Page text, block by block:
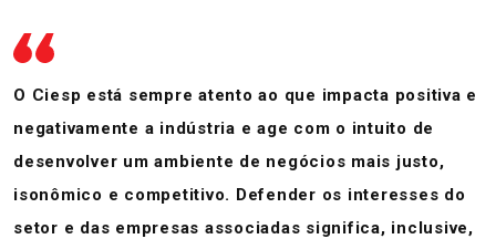
O Ciesp está sempre atento ao que impacta positiva e
negativamente a indústria e age com o intuito de
desenvolver um ambiente de negócios mais justo,
isonômico e competitivo. Defender os interesses do
setor e das empresas associadas significa, inclusive,